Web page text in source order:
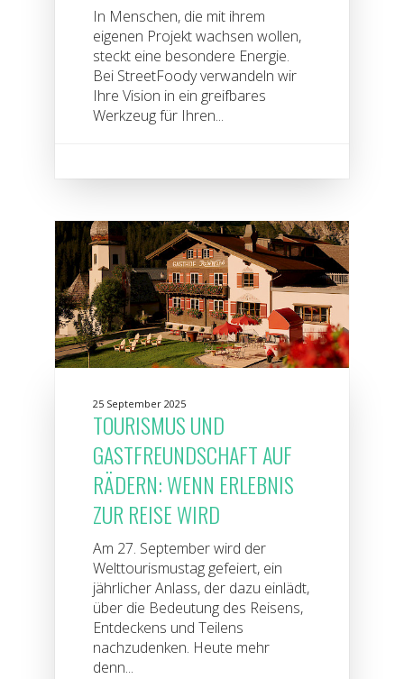
In Menschen, die mit ihrem
eigenen Projekt wachsen wollen,
steckt eine besondere Energie.
Bei StreetFoody verwandeln wir
Ihre Vision in ein greifbares
Werkzeug für Ihren...
25 September 2025
TOURISMUS UND
GASTFREUNDSCHAFT AUF
RÄDERN: WENN ERLEBNIS
ZUR REISE WIRD
Am 27. September wird der
Welttourismustag gefeiert, ein
jährlicher Anlass, der dazu einlädt,
über die Bedeutung des Reisens,
Entdeckens und Teilens
nachzudenken. Heute mehr
denn...